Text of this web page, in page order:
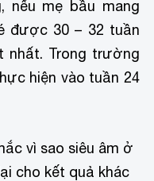
nếu mẹ bầu mang
được 30 – 32 tuần
nhất. Trong trường
hiện vào tuần 24
vì sao siêu âm ở
cho kết quả khác